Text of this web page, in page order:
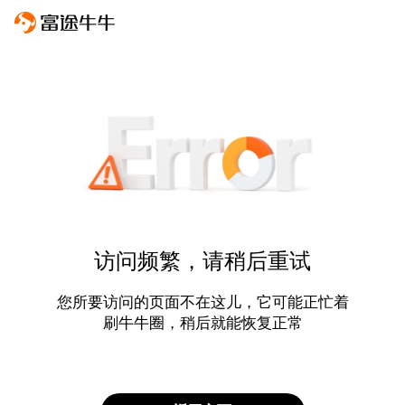
访问频繁，请稍后重试
您所要访问的页面不在这儿，它可能正忙着
刷牛牛圈，稍后就能恢复正常